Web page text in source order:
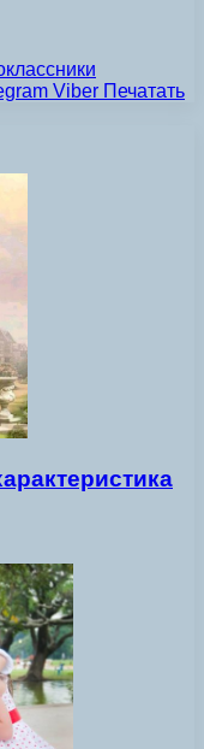
Viber Печатать